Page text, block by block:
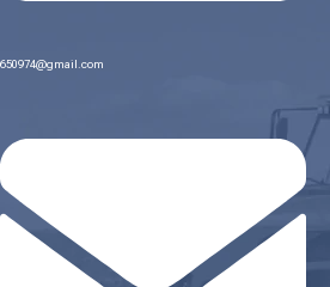
650974@gmail.com